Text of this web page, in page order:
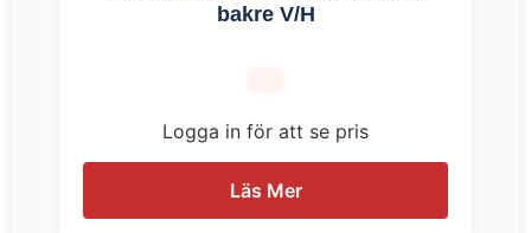
bakre V/H
Logga in för att se pris
Läs Mer